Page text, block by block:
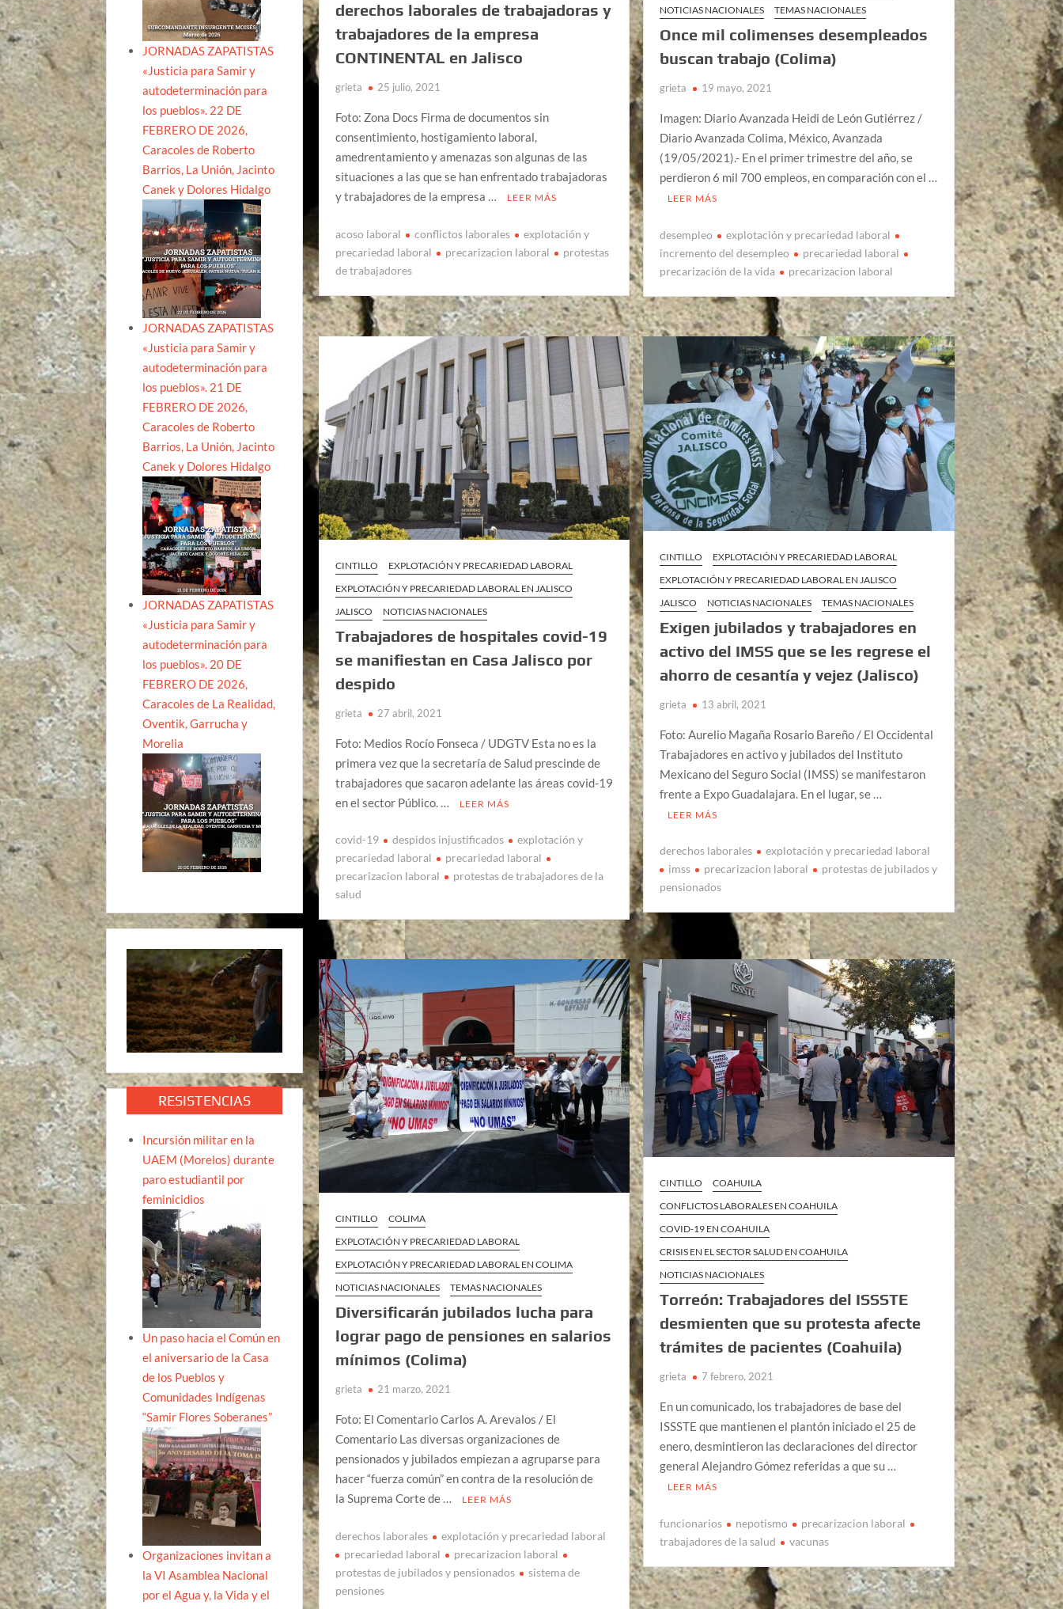
derechos laborales de trabajadoras y
trabajadores de la empresa
CONTINENTAL en Jalisco
grieta 25 julio, 2021
Foto: Zona Docs Firma de documentos sin
consentimiento, hostigamiento laboral,
amedrentamiento y amenazas son algunas de las
situaciones a las que se han enfrentado trabajadoras
y trabajadores de la empresa …
LEER MÁS
acoso laboral conflictos laborales
explotación y
precariedad laboral
precarizacion laboral
protestas
de trabajadores
NOTICIAS NACIONALES
TEMAS NACIONALES
Once mil colimenses desempleados
buscan trabajo (Colima)
grieta 19 mayo, 2021
Imagen: Diario Avanzada Heidi de León Gutiérrez /
Diario Avanzada Colima, México, Avanzada
(19/05/2021).- En el primer trimestre del año, se
perdieron 6 mil 700 empleos, en comparación con el …
LEER MÁS
desempleo
explotación y precariedad laboral
incremento del desempleo
precariedad laboral
precarización de la vida
precarizacion laboral
CINTILLO
EXPLOTACIÓN Y PRECARIEDAD LABORAL
EXPLOTACIÓN Y PRECARIEDAD LABORAL EN JALISCO
JALISCO
NOTICIAS NACIONALES
Trabajadores de hospitales covid-19
se manifiestan en Casa Jalisco por
despido
grieta 27 abril, 2021
Foto: Medios Rocío Fonseca / UDGTV Esta no es la
primera vez que la secretaría de Salud prescinde de
trabajadores que sacaron adelante las áreas covid-19
en el sector Público. …
LEER MÁS
covid-19 despidos injustificados
explotación y
precariedad laboral
precariedad laboral
precarizacion laboral
protestas de trabajadores de la
salud
CINTILLO
EXPLOTACIÓN Y PRECARIEDAD LABORAL
EXPLOTACIÓN Y PRECARIEDAD LABORAL EN JALISCO
JALISCO
NOTICIAS NACIONALES TEMAS NACIONALES
Exigen jubilados y trabajadores en
activo del IMSS que se les regrese el
ahorro de cesantía y vejez (Jalisco)
grieta 13 abril, 2021
Foto: Aurelio Magaña Rosario Bareño / El Occidental
Trabajadores en activo y jubilados del Instituto
Mexicano del Seguro Social (IMSS) se manifestaron
frente a Expo Guadalajara. En el lugar, se …
LEER MÁS
derechos laborales
explotación y precariedad laboral
imss
precarizacion laboral
protestas de jubilados y
pensionados
CINTILLO
COLIMA
EXPLOTACIÓN Y PRECARIEDAD LABORAL
EXPLOTACIÓN Y PRECARIEDAD LABORAL EN COLIMA
NOTICIAS NACIONALES
TEMAS NACIONALES
Diversificarán jubilados lucha para
lograr pago de pensiones en salarios
mínimos (Colima)
grieta 21 marzo, 2021
Foto: El Comentario Carlos A. Arevalos / El
Comentario Las diversas organizaciones de
pensionados y jubilados empiezan a agruparse para
hacer “fuerza común” en contra de la resolución de
la Suprema Corte de …
LEER MÁS
derechos laborales
explotación y precariedad laboral
precariedad laboral
precarizacion laboral
protestas de jubilados y pensionados
sistema de
pensiones
CINTILLO
COAHUILA
CONFLICTOS LABORALES EN COAHUILA
COVID-19 EN COAHUILA
CRISIS EN EL SECTOR SALUD EN COAHUILA
NOTICIAS NACIONALES
Torreón: Trabajadores del ISSSTE
desmienten que su protesta afecte
trámites de pacientes (Coahuila)
grieta 7 febrero, 2021
En un comunicado, los trabajadores de base del
ISSSTE que mantienen el plantón iniciado el 25 de
enero, desmintieron las declaraciones del director
general Alejandro Gómez referidas a que su …
LEER MÁS
funcionarios nepotismo
precarizacion laboral
trabajadores de la salud
vacunas
JORNADAS ZAPATISTAS
«Justicia para Samir y
autodeterminación para
los pueblos». 22 DE
FEBRERO DE 2026,
Caracoles de Roberto
Barrios, La Unión, Jacinto
Canek y Dolores Hidalgo
JORNADAS ZAPATISTAS
«Justicia para Samir y
autodeterminación para
los pueblos». 21 DE
FEBRERO DE 2026,
Caracoles de Roberto
Barrios, La Unión, Jacinto
Canek y Dolores Hidalgo
JORNADAS ZAPATISTAS
«Justicia para Samir y
autodeterminación para
los pueblos». 20 DE
FEBRERO DE 2026,
Caracoles de La Realidad,
Oventik, Garrucha y
Morelia
RESISTENCIAS
Incursión militar en la
UAEM (Morelos) durante
paro estudiantil por
feminicidios
Un paso hacia el Común en
el aniversario de la Casa
de los Pueblos y
Comunidades Indígenas
“Samir Flores Soberanes”
Organizaciones invitan a
la VI Asamblea Nacional
por el Agua y, la Vida y el